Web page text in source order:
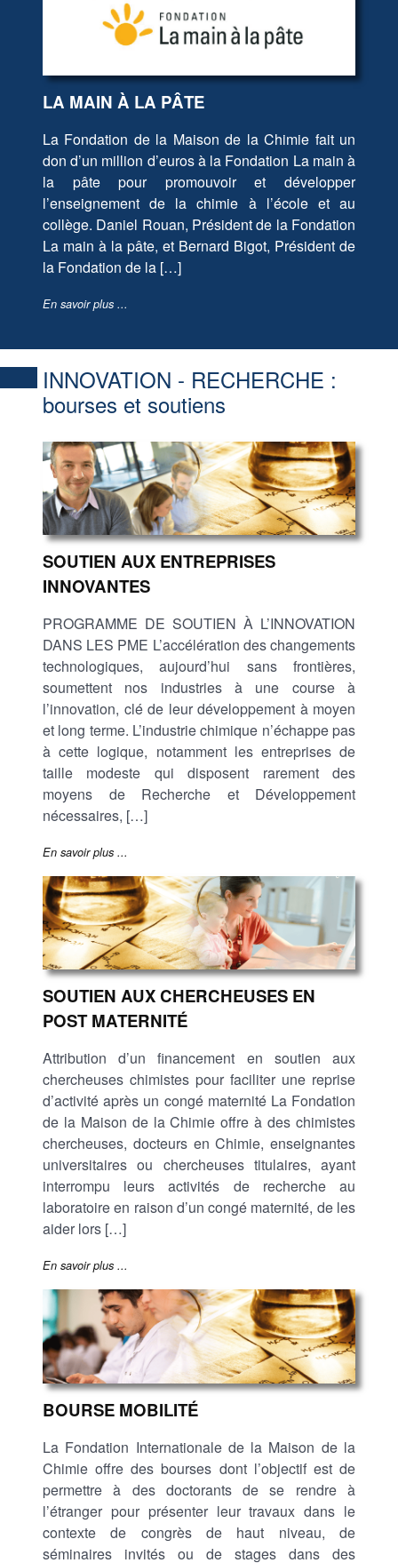
LA MAIN À LA PÂTE
La Fondation de la Maison de la Chimie fait un
don d’un million d’euros à la Fondation La main à
la pâte pour promouvoir et développer
l’enseignement de la chimie à l’école et au
collège. Daniel Rouan, Président de la Fondation
La main à la pâte, et Bernard Bigot, Président de
la Fondation de la […]
En savoir plus ...
INNOVATION - RECHERCHE :
bourses et soutiens
SOUTIEN AUX ENTREPRISES
INNOVANTES
PROGRAMME DE SOUTIEN À L’INNOVATION
DANS LES PME L’accélération des changements
technologiques, aujourd’hui sans frontières,
soumettent nos industries à une course à
l’innovation, clé de leur développement à moyen
et long terme. L’industrie chimique n’échappe pas
à cette logique, notamment les entreprises de
taille modeste qui disposent rarement des
moyens de Recherche et Développement
nécessaires, […]
En savoir plus ...
SOUTIEN AUX CHERCHEUSES EN
POST MATERNITÉ
Attribution d’un financement en soutien aux
chercheuses chimistes pour faciliter une reprise
d’activité après un congé maternité La Fondation
de la Maison de la Chimie offre à des chimistes
chercheuses, docteurs en Chimie, enseignantes
universitaires ou chercheuses titulaires, ayant
interrompu leurs activités de recherche au
laboratoire en raison d’un congé maternité, de les
aider lors […]
En savoir plus ...
BOURSE MOBILITÉ
La Fondation Internationale de la Maison de la
Chimie offre des bourses dont l’objectif est de
permettre à des doctorants de se rendre à
l’étranger pour présenter leur travaux dans le
contexte de congrès de haut niveau, de
séminaires invités ou de stages dans des